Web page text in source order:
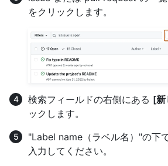
をクリックします。
検索フィールドの右側にある [新
ックします。
"Label name（ラベル名）"の下
入力してください。